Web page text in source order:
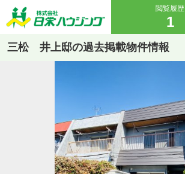
閲覧履歴
1
三松 井上邸の過去掲載物件情報